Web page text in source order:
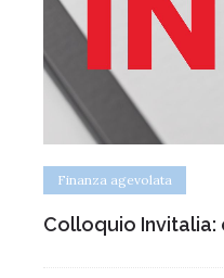
Finanza agevolata
Colloquio